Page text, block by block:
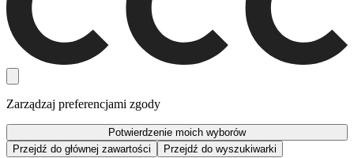
Zarządzaj preferencjami zgody
Potwierdzenie moich wyborów
Przejdź do głównej zawartości
Przejdź do wyszukiwarki